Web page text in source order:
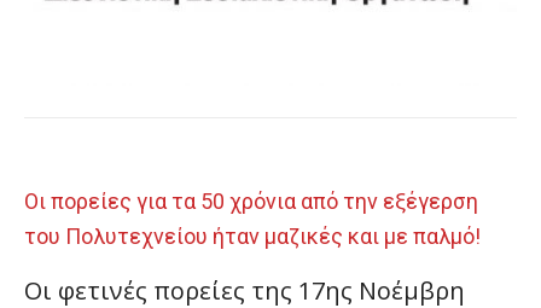
Οι πορείες για τα 50 χρόνια από την εξέγερση
του Πολυτεχνείου ήταν μαζικές και με παλμό!
Οι φετινές πορείες της 17ης Νοέμβρη